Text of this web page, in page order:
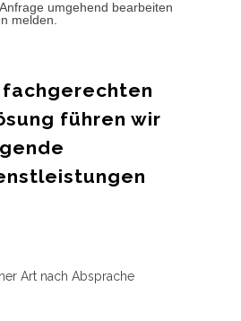
umgehend bearbeiten
melden.
fachgerechten
führen wir
Art nach Absprache